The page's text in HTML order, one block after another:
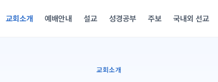
교회소개 예배안내 설교 성경공부 주보 국내외 선교
교회소개